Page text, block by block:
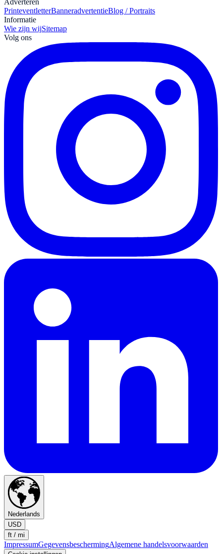
PrinteventletterBanneradvertentieBlog / Portraits
Informatie
Wie zijn wijSitemap
Volg ons
Nederlands
USD
ft / mi
ImpressumGegevensbeschermingAlgemene handelsvoorwaarden